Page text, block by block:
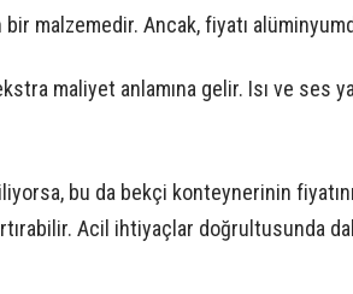
bir malzemedir. Ancak, fiyatı
maliyet anlamına gelir. Isı ve ses
bu da bekçi konteynerinin
Acil ihtiyaçlar doğrultusunda